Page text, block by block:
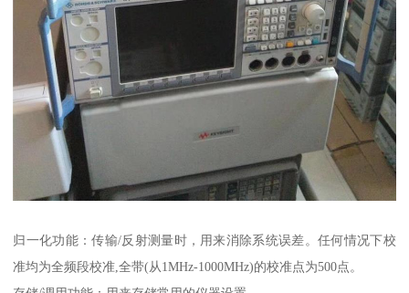
归一化功能：传输/反射测量时，用来消除系统误差。任何情况下校
准均为全频段校准,全带(从1MHz-1000MHz)的校准点为500点。